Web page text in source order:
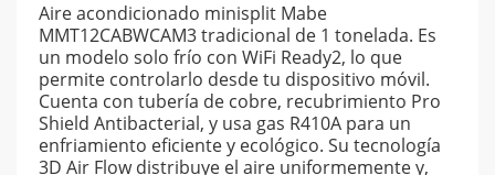
Aire acondicionado minisplit Mabe
MMT12CABWCAM3 tradicional de 1 tonelada. Es
un modelo solo frío con WiFi Ready2, lo que
permite controlarlo desde tu dispositivo móvil.
Cuenta con tubería de cobre, recubrimiento Pro
Shield Antibacterial, y usa gas R410A para un
enfriamiento eficiente y ecológico. Su tecnología
3D Air Flow distribuye el aire uniformemente y,